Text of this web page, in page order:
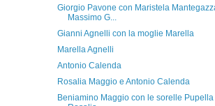
Giorgio Pavone con Maristela
Massimo G...
Gianni Agnelli con la moglie Marella
Marella Agnelli
Antonio Calenda
Rosalia Maggio e Antonio Calenda
Beniamino Maggio con le sorelle Pupella